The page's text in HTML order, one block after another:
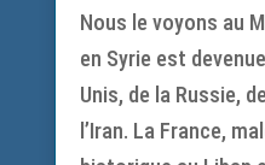
Nous le voyons au
en Syrie est
Unis, de la Russie,
l’Iran. La France,